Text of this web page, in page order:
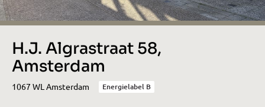
H.J. Algrastraat 58,
Amsterdam
1067 WL Amsterdam Energielabel B